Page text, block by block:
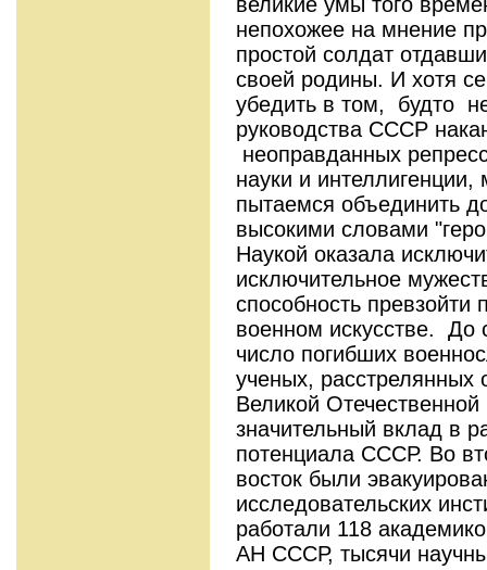
непохожее на мнение
простой солдат
своей родины. И хотя
убедить в том, будто
руководства СССР
неоправданных
науки и
пытаемся объединить
высокими словами
Наукой оказала
исключительное
способность превзойти
военном искусстве. До
число погибших
ученых, расстрелянных
Великой
значительный вклад в
потенциала СССР. Во
восток были
исследовательских
работали 118
АН СССР, тысячи